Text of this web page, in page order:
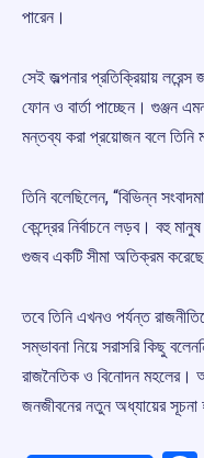
পারেন।
সেই জল্পনার প্রতিক্রিয়ায় লরেন্স
ফোন ও বার্তা পাচ্ছেন। গুঞ্জন
মন্তব্য করা প্রয়োজন বলে তিনি
তিনি বলেছিলেন, “বিভিন্ন
কেন্দ্রের নির্বাচনে লড়ব। বহু
গুজব একটি সীমা অতিক্রম
তবে তিনি এখনও পর্যন্ত
সম্ভাবনা নিয়ে সরাসরি কিছু
রাজনৈতিক ও বিনোদন মহলের।
জনজীবনের নতুন অধ্যায়ের সূচনা